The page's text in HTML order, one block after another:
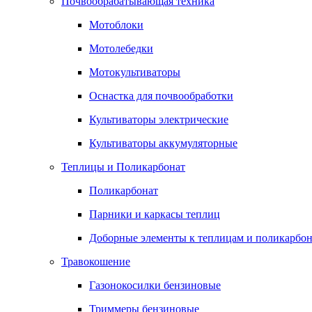
Мотоблоки
Мотолебедки
Мотокультиваторы
Оснастка для почвообработки
Культиваторы электрические
Культиваторы аккумуляторные
Теплицы и Поликарбонат
Поликарбонат
Парники и каркасы теплиц
Доборные элементы к теплицам и
Травокошение
Газонокосилки бензиновые
Триммеры бензиновые